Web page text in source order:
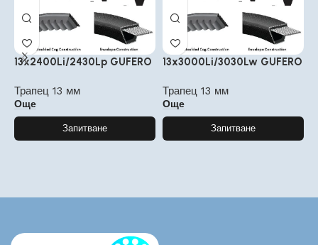
13x2400Li/2430Lp GUFERO
Трапец 13 мм
Още
Запитване
13x3000Li/3030Lw GUFERO
Трапец 13 мм
Още
Запитване